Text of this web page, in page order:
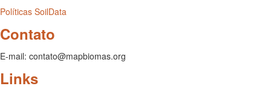
Políticas SoilData
Contato
E-mail: contato@mapbiomas.org
Links